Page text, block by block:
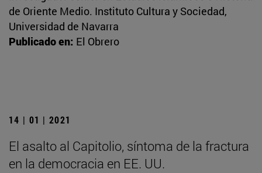
de Oriente Medio. Instituto Cultura y Sociedad,
Universidad de Navarra
Publicado en: El Obrero
14 | 01 | 2021
El asalto al Capitolio, síntoma de la fractura
en la democracia en EE. UU.